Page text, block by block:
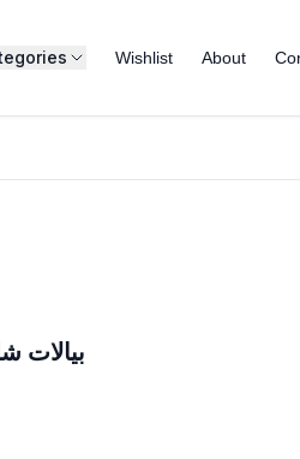
Wishlist About
بيالات شاي 6